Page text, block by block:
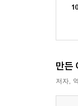
만든
저자,